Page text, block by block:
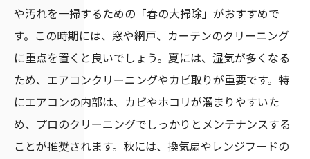
や汚れを一掃するための「春の大掃除」がおすすめで
す。この時期には、窓や網戸、カーテンのクリーニング
に重点を置くと良いでしょう。夏には、湿気が多くなる
ため、エアコンクリーニングやカビ取りが重要です。特
にエアコンの内部は、カビやホコリが溜まりやすいた
め、プロのクリーニングでしっかりとメンテナンスする
ことが推奨されます。秋には、換気扇やレンジフードの